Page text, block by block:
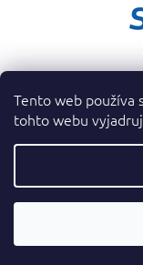
Tento web používa
tohto webu
Vytvoril
Copyright 2026